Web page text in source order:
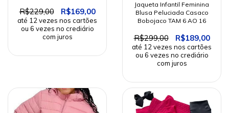
R$229,00 R$169,00
Jaqueta Infantil Feminina
Blusa Peluciada Casaco
Bobojaco TAM 6 AO 16
R$299,00 R$189,00